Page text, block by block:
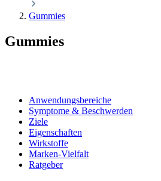
Gummies
Gummies
Anwendungsbereiche
Symptome & Beschwerden
Ziele
Eigenschaften
Wirkstoffe
Marken-Vielfalt
Ratgeber